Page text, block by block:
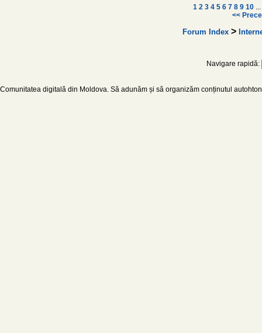
1 2 3 4 5 6 7 8 9 10 ...
<<
Forum Index>
Navigare rapidă:
Comunitatea digitală din Moldova. Să adunăm și să organizăm conținutul